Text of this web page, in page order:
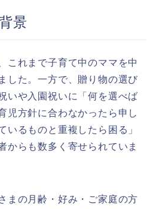
景
これまで子育て中のママを中
した。一方で、贈り物の選び
いや入園祝いに「何を選べば
児方針に合わなかったら申し
いるものと重複したら困る」
からも数多く寄せられていま
まの月齢・好み・ご家庭の方